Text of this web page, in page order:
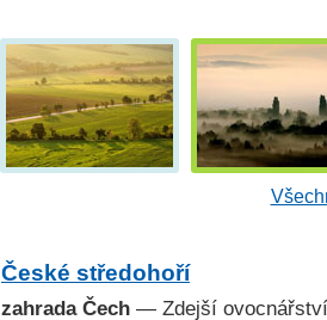
České středohoří
zahrada Čech — Zdejší